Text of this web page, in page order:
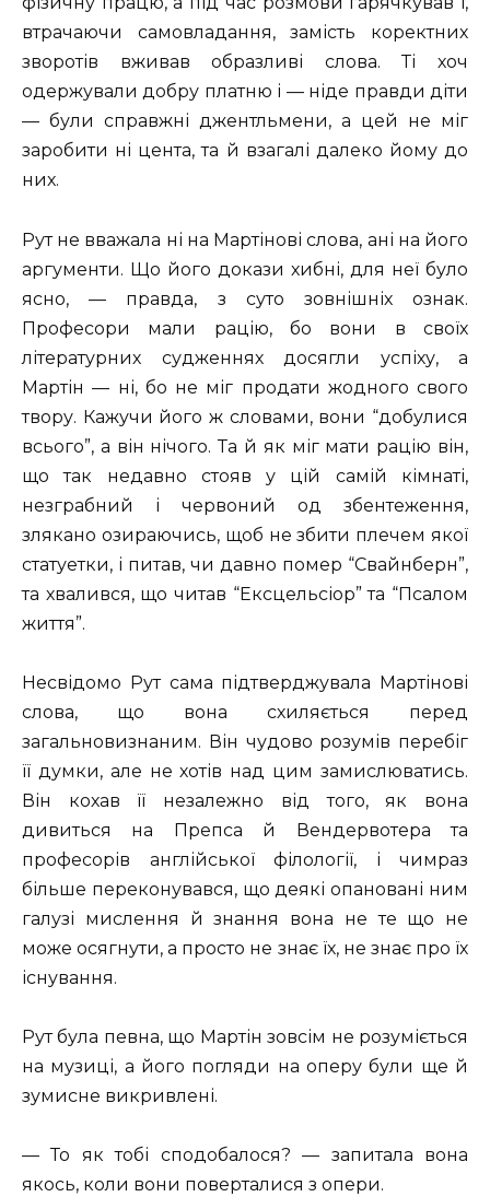
втрачаючи самовладання, замість коректних
зворотів вживав образливі слова. Ті хоч
одержували добру платню і — ніде правди діти
— були справжні джентльмени, а цей не міг
заробити ні цента, та й взагалі далеко йому до
них.
Рут не вважала ні на Мартінові слова, ані на його
аргументи. Що його докази хибні, для неї було
ясно, — правда, з суто зовнішніх ознак.
Професори мали рацію, бо вони в своїх
літературних судженнях досягли успіху, а
Мартін — ні, бо не міг продати жодного свого
твору. Кажучи його ж словами, вони “добулися
всього”, а він нічого. Та й як міг мати рацію він,
що так недавно стояв у цій самій кімнаті,
незграбний і червоний од збентеження,
злякано озираючись, щоб не збити плечем якої
статуетки, і питав, чи давно помер “Свайнберн”,
та хвалився, що читав “Ексцельсіор” та “Псалом
життя”.
Несвідомо Рут сама підтверджувала Мартінові
слова, що вона схиляється перед
загальновизнаним. Він чудово розумів перебіг
її думки, але не хотів над цим замислюватись.
Він кохав її незалежно від того, як вона
дивиться на Препса й Вендервотера та
професорів англійської філології, і чимраз
більше переконувався, що деякі опановані ним
галузі мислення й знання вона не те що не
може осягнути, а просто не знає їх, не знає про їх
існування.
Рут була певна, що Мартін зовсім не розуміється
на музиці, а його погляди на оперу були ще й
зумисне викривлені.
— То як тобі сподобалося? — запитала вона
якось, коли вони поверталися з опери.